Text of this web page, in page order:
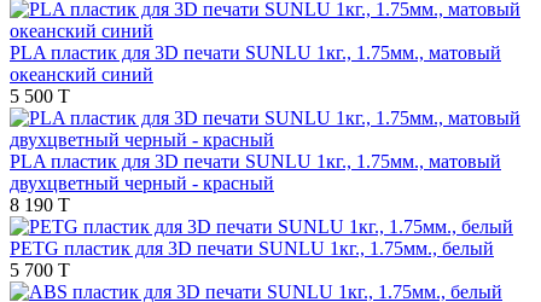
PLA пластик для 3D печати SUNLU 1кг., 1.75мм., матовый
океанский синий
5 500 T
PLA пластик для 3D печати SUNLU 1кг., 1.75мм., матовый
двухцветный черный - красный
8 190 T
PETG пластик для 3D печати SUNLU 1кг., 1.75мм., белый
5 700 T